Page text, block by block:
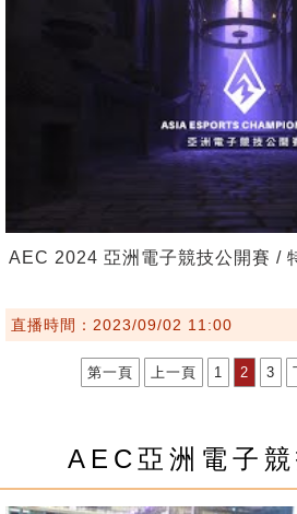
AEC 2024 亞洲電子競技公開賽 /
直播時間：2023/09/02 11:00
第一頁 上一頁 1 2 3
AEC亞洲電子